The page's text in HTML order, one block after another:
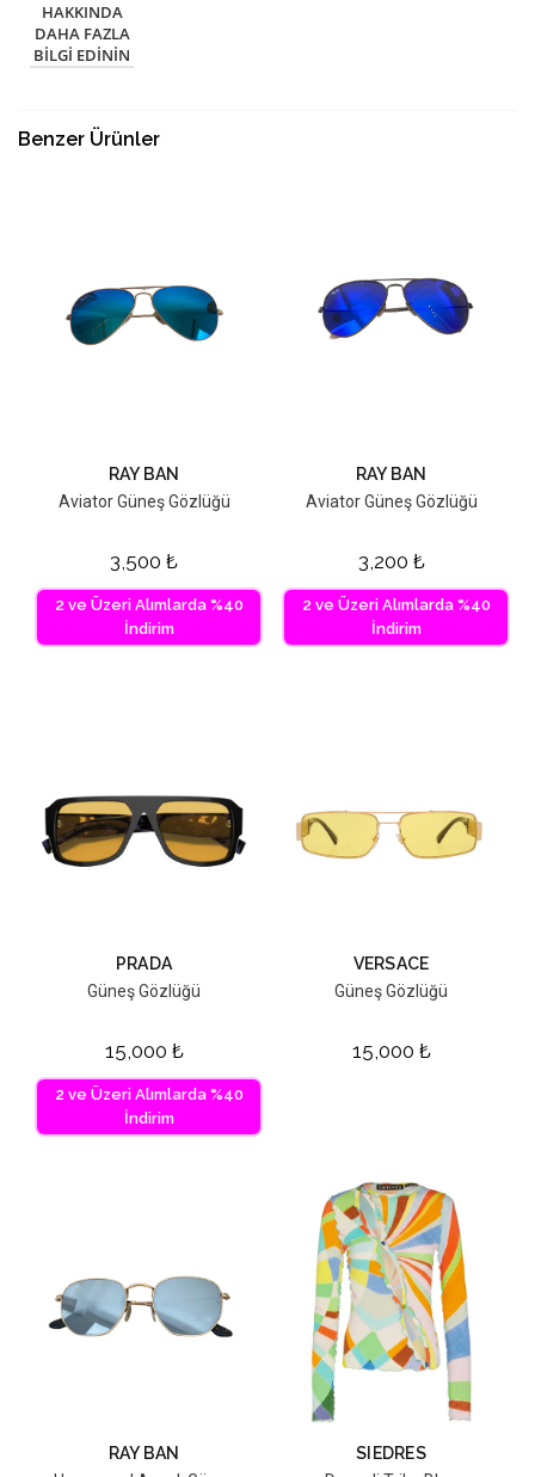
HAKKINDA
DAHA FAZLA
BILGI EDININ
Benzer Ürünler
RAY BAN
Aviator Güneş Gözlüğü
3,500 ₺
2 ve Üzeri Alımlarda %40
İndirim
RAY BAN
Aviator Güneş Gözlüğü
3,200 ₺
2 ve Üzeri Alımlarda %40
İndirim
PRADA
Güneş Gözlüğü
15,000 ₺
2 ve Üzeri Alımlarda %40
İndirim
VERSACE
Güneş Gözlüğü
15,000 ₺
RAY BAN
SIEDRES